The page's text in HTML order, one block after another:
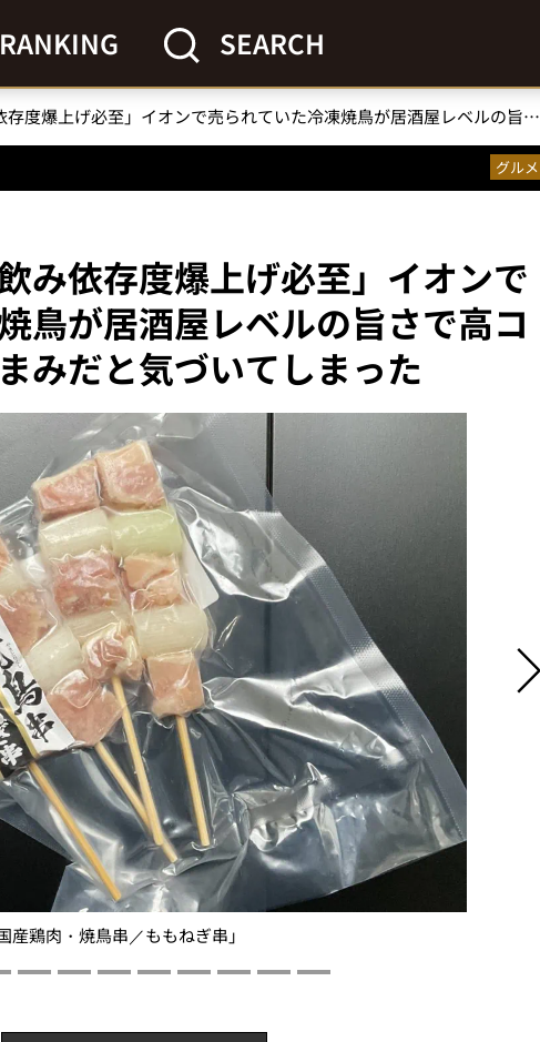
RANKING SEARCH
「家飲み依存度爆上げ必至」イオンで売られていた冷凍焼鳥が居酒屋レベルの旨さで高コスパ、最強のおつまみだと気づいてしまった
グルメ
み依存度爆上げ必至」イオンで
鳥が居酒屋レベルの旨さで高コ
みだと気づいてしまった
鶏肉・焼鳥串／ももねぎ串」